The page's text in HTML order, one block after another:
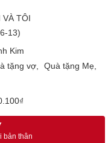
TÔI
13)
Kim
tặng vợ
Quà tặng Mẹ
bản thân